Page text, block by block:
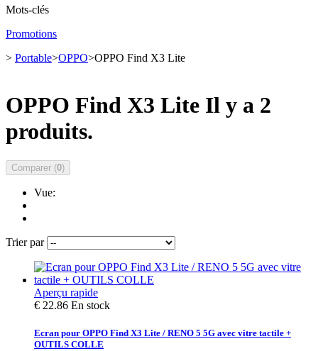
Mots-clés
Promotions
> Portable>OPPO>OPPO Find X3 Lite
OPPO Find X3 Lite Il y a 2
produits.
Comparer (0)
Vue:
Trier par
Aperçu rapide
€ 22.86 En stock
Ecran pour OPPO Find X3 Lite / RENO 5 5G avec vitre tactile +
OUTILS COLLE